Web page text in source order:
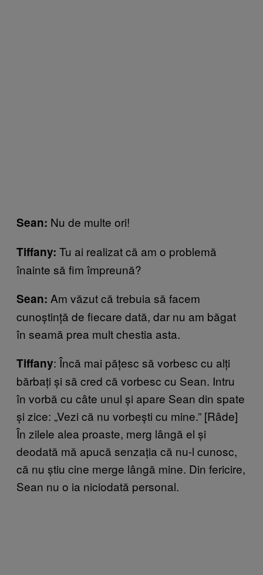
Sean: Nu de multe ori!
Tiffany: Tu ai realizat că am o problemă
înainte să fim împreună?
Sean: Am văzut că trebuia să facem
cunoștință de fiecare dată, dar nu am băgat
în seamă prea mult chestia asta.
Tiffany: Încă mai pățesc să vorbesc cu alți
bărbați și să cred că vorbesc cu Sean. Intru
în vorbă cu câte unul și apare Sean din spate
și zice: „Vezi că nu vorbești cu mine.” [Râde]
În zilele alea proaste, merg lângă el și
deodată mă apucă senzația că nu-l cunosc,
că nu știu cine merge lângă mine. Din fericire,
Sean nu o ia niciodată personal.